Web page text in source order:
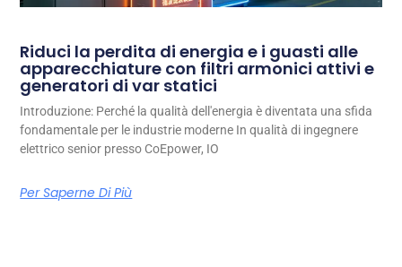
Riduci la perdita di energia e i guasti alle
apparecchiature con filtri armonici attivi e
generatori di var statici
Introduzione: Perché la qualità dell'energia è diventata una sfida
fondamentale per le industrie moderne In qualità di ingegnere
elettrico senior presso CoEpower, IO
Per Saperne Di Più